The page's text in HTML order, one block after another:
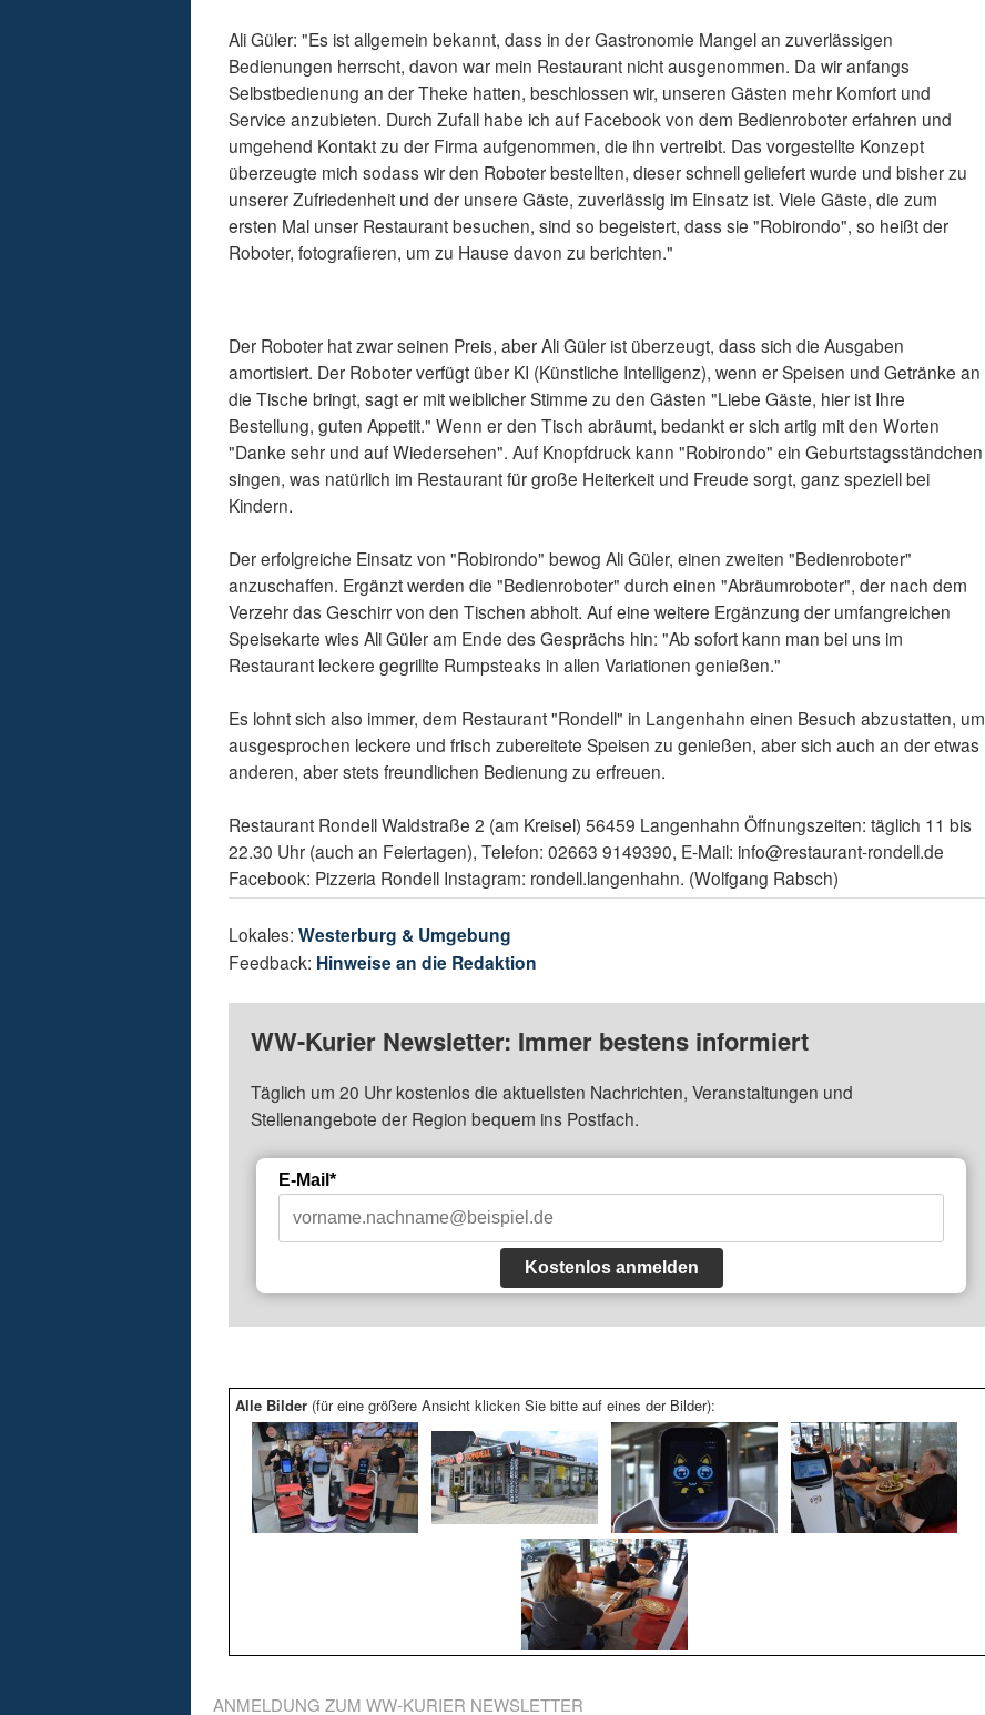
Ali Güler: "Es ist allgemein bekannt, dass in der Gastronomie Mangel an zuverlässigen
Bedienungen herrscht, davon war mein Restaurant nicht ausgenommen. Da wir anfangs
Selbstbedienung an der Theke hatten, beschlossen wir, unseren Gästen mehr Komfort und
Service anzubieten. Durch Zufall habe ich auf Facebook von dem Bedienroboter erfahren und
umgehend Kontakt zu der Firma aufgenommen, die ihn vertreibt. Das vorgestellte Konzept
überzeugte mich sodass wir den Roboter bestellten, dieser schnell geliefert wurde und bisher zu
unserer Zufriedenheit und der unsere Gäste, zuverlässig im Einsatz ist. Viele Gäste, die zum
ersten Mal unser Restaurant besuchen, sind so begeistert, dass sie "Robirondo", so heißt der
Roboter, fotografieren, um zu Hause davon zu berichten."
Der Roboter hat zwar seinen Preis, aber Ali Güler ist überzeugt, dass sich die Ausgaben
amortisiert. Der Roboter verfügt über KI (Künstliche Intelligenz), wenn er Speisen und Getränke an
die Tische bringt, sagt er mit weiblicher Stimme zu den Gästen "Liebe Gäste, hier ist Ihre
Bestellung, guten Appetit." Wenn er den Tisch abräumt, bedankt er sich artig mit den Worten
"Danke sehr und auf Wiedersehen". Auf Knopfdruck kann "Robirondo" ein Geburtstagsständchen
singen, was natürlich im Restaurant für große Heiterkeit und Freude sorgt, ganz speziell bei
Kindern.
Der erfolgreiche Einsatz von "Robirondo" bewog Ali Güler, einen zweiten "Bedienroboter"
anzuschaffen. Ergänzt werden die "Bedienroboter" durch einen "Abräumroboter", der nach dem
Verzehr das Geschirr von den Tischen abholt. Auf eine weitere Ergänzung der umfangreichen
Speisekarte wies Ali Güler am Ende des Gesprächs hin: "Ab sofort kann man bei uns im
Restaurant leckere gegrillte Rumpsteaks in allen Variationen genießen."
Es lohnt sich also immer, dem Restaurant "Rondell" in Langenhahn einen Besuch abzustatten, um
ausgesprochen leckere und frisch zubereitete Speisen zu genießen, aber sich auch an der etwas
anderen, aber stets freundlichen Bedienung zu erfreuen.
Restaurant Rondell Waldstraße 2 (am Kreisel) 56459 Langenhahn Öffnungszeiten: täglich 11 bis
22.30 Uhr (auch an Feiertagen), Telefon: 02663 9149390, E-Mail: info@restaurant-rondell.de
Facebook: Pizzeria Rondell Instagram: rondell.langenhahn. (Wolfgang Rabsch)
Lokales:Westerburg & Umgebung
Feedback: Hinweise an die Redaktion
WW-Kurier Newsletter: Immer bestens informiert
Täglich um 20 Uhr kostenlos die aktuellsten Nachrichten, Veranstaltungen und
Stellenangebote der Region bequem ins Postfach.
E-Mail*
Kostenlos anmelden
Alle Bilder (für eine größere Ansicht klicken Sie bitte auf eines der Bilder):
ANMELDUNG ZUM WW-KURIER NEWSLETTER